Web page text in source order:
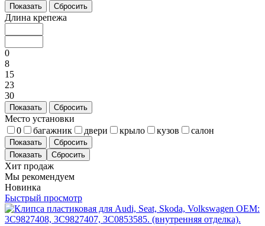
Показать Сбросить
Длина крепежа
0
8
15
23
30
Показать Сбросить
Место установки
0
багажник двери крыло кузов салон
Показать Сбросить
Хит продаж
Мы рекомендуем
Новинка
Быстрый просмотр